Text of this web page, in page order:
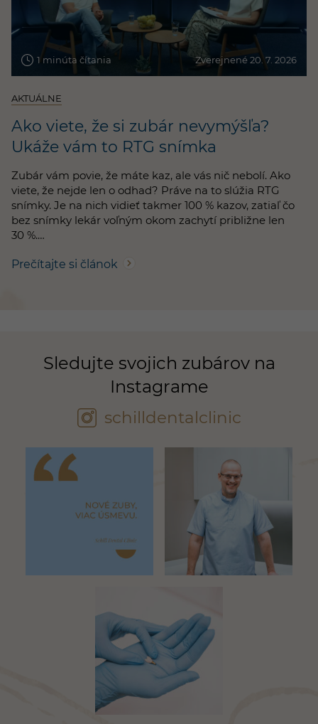
1 minúta čítania Zverejnené 20. 7. 2026
AKTUÁLNE
Ako viete, že si zubár nevymýšľa?
Ukáže vám to RTG snímka
Zubár vám povie, že máte kaz, ale vás nič nebolí. Ako
viete, že nejde len o odhad? Práve na to slúžia RTG
snímky. Je na nich vidieť takmer 100 % kazov, zatiaľ čo
bez snímky lekár voľným okom zachytí približne len
30 %.…
Prečítajte si článok
Sledujte svojich zubárov na
Instagrame
schilldentalclinic